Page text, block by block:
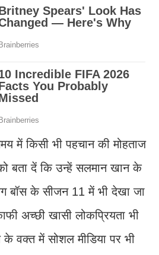
में किसी भी पहचान की मोहताज
बता दें कि उन्हें सलमान खान के
बॉस के सीजन 11 में भी देखा जा
अच्छी खासी लोकप्रियता भी
वक्त में सोशल मीडिया पर भी